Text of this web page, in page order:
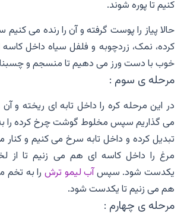
کنیم تا پوره شوند.
حالا پیاز را پوست گرفته و آن را رنده می
کرده، نمک، زردچوبه و فلفل سیاه داخل
خوب با دست ورز می دهیم تا منسجم و
مرحله ی سوم :
در این مرحله کره را داخل تابه ای ریخته و
می گذاریم سپس مخلوط گوشت چرخ کرده را
تبدیل کرده و داخل تابه سرخ می کنیم و کنار
مرغ را داخل کاسه ای هم می زنیم تا از
یکدست شود. سپسآب لیمو ترش را به تخم
هم می زنیم تا یکدست شود.
مرحله ی چهارم :